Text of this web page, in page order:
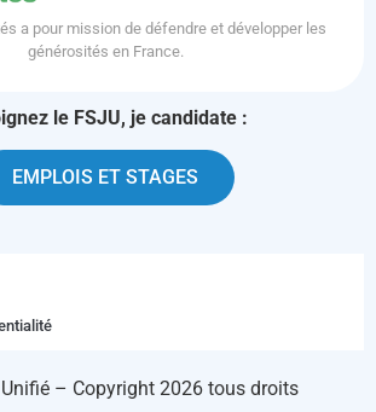
a pour mission de défendre et développer les
générosités en France.
le FSJU, je candidate :
EMPLOIS ET STAGES
– Copyright 2026 tous droits